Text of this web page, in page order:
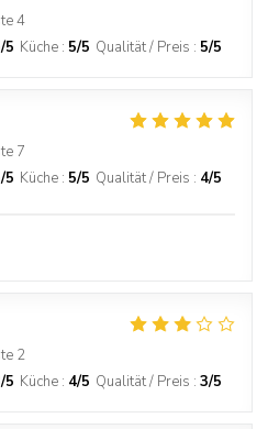
4
/5 Küche : 5/5 Qualität / Preis : 5/5
7
/5 Küche : 5/5 Qualität / Preis : 4/5
2
/5 Küche : 4/5 Qualität / Preis : 3/5